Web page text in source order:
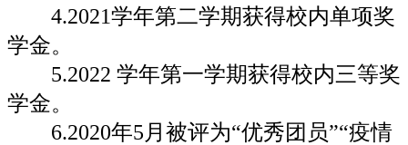
4.2021学年第二学期获得校内单项奖
学金。
5.2022 学年第一学期获得校内三等奖
学金。
6.2020年5月被评为“优秀团员”“疫情